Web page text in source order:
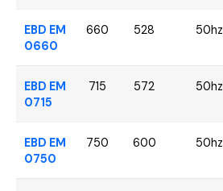
EBD EM
0660
660 528 50hz
EBD EM
0715
715 572 50hz
EBD EM
0750
750 600 50hz